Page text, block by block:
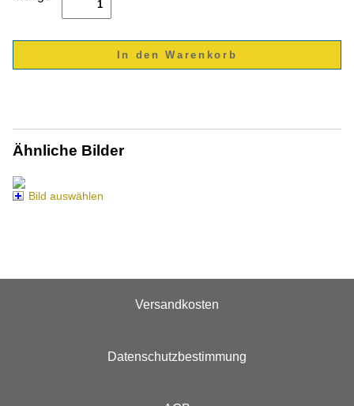
Ähnliche Bilder
Bild auswählen
Versandkosten
Datenschutzbestimmung